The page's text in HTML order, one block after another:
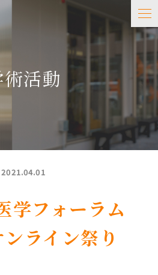
活動
2021.04.01
学フォーラム
ライン祭り